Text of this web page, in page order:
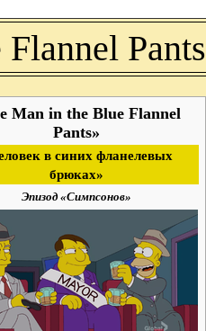
Pants
Man in the Blue Flannel
Pants»
в синих фланелевых
брюках»
Эпизод «Симпсонов»